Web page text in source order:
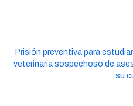
Prisión preventiva para
veterinaria sospechoso de
su